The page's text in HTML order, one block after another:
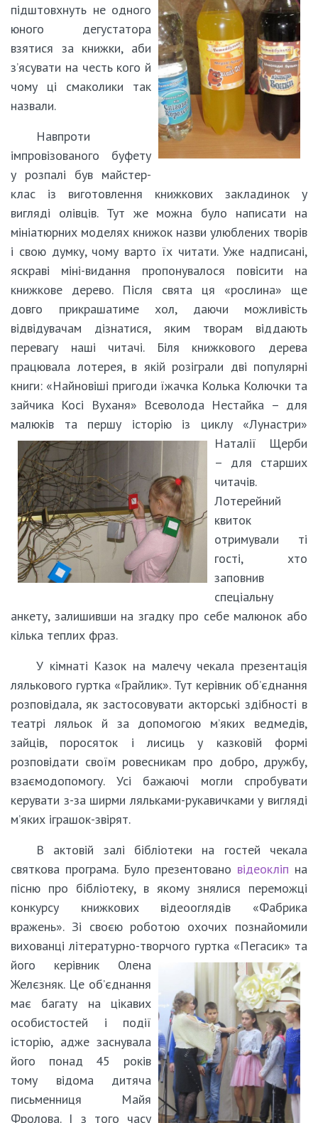
підштовхнуть не одного
юного дегустатора
взятися за книжки, аби
з’ясувати на честь кого й
чому ці смаколики так
назвали.
Навпроти
імпровізованого буфету
у розпалі був майстер-
клас із виготовлення книжкових закладинок у
вигляді олівців. Тут же можна було написати на
мініатюрних моделях книжок назви улюблених творів
і свою думку, чому варто їх читати. Уже надписані,
яскраві міні-видання пропонувалося повісити на
книжкове дерево. Після свята ця «рослина» ще
довго прикрашатиме хол, даючи можливість
відвідувачам дізнатися, яким творам віддають
перевагу наші читачі. Біля книжкового дерева
працювала лотерея, в якій розіграли дві популярні
книги: «Найновіші пригоди їжачка Колька Колючки та
зайчика Косі Вуханя» Всеволода Нестайка – для
малюків та першу історію із циклу «Лунастри»
Наталії Щерби
– для старших
читачів.
Лотерейний
квиток
отримували ті
гості, хто
заповнив
спеціальну
анкету, залишивши на згадку про себе малюнок або
кілька теплих фраз.
У кімнаті Казок на малечу чекала презентація
лялькового гуртка «Грайлик». Тут керівник об’єднання
розповідала, як застосовувати акторські здібності в
театрі ляльок й за допомогою м’яких ведмедів,
зайців, поросяток і лисиць у казковій формі
розповідати своїм ровесникам про добро, дружбу,
взаємодопомогу. Усі бажаючі могли спробувати
керувати з-за ширми ляльками-рукавичками у вигляді
м’яких іграшок-звірят.
В актовій залі бібліотеки на гостей чекала
святкова програма. Було презентовано відеокліп на
пісню про бібліотеку, в якому знялися переможці
конкурсу книжкових відеооглядів «Фабрика
вражень». Зі своєю роботою охочих познайомили
вихованці літературно-творчого гуртка «Пегасик» та
його керівник Олена
Желєзняк. Це об’єднання
має багату на цікавих
особистостей і події
історію, адже заснувала
його понад 45 років
тому відома дитяча
письменниця Майя
Фролова. І з того часу